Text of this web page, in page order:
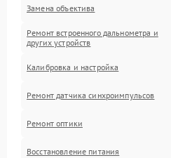
Замена объектива
Ремонт встроенного дальнометра и
других устройств
Калибровка и настройка
Ремонт датчика синхроимпульсов
Ремонт оптики
Восстановление питания